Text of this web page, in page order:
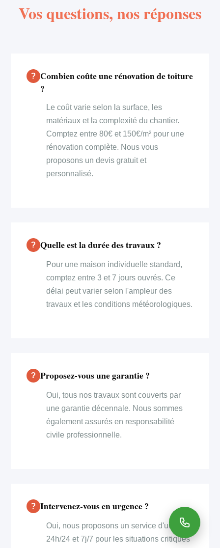
Vos questions, nos réponses
Combien coûte une rénovation de toiture
?
Le coût varie selon la surface, les
matériaux et la complexité du chantier.
Comptez entre 80€ et 150€/m² pour une
rénovation complète. Nous vous
proposons un devis gratuit et
personnalisé.
Quelle est la durée des travaux ?
Pour une maison individuelle standard,
comptez entre 3 et 7 jours ouvrés. Ce
délai peut varier selon l'ampleur des
travaux et les conditions météorologiques.
Proposez-vous une garantie ?
Oui, tous nos travaux sont couverts par
une garantie décennale. Nous sommes
également assurés en responsabilité
civile professionnelle.
Intervenez-vous en urgence ?
Oui, nous proposons un service d'urgence
24h/24 et 7j/7 pour les situations critiques